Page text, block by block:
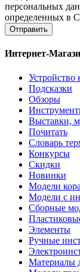
персональных
определенных в
Отправить
Интернет-
Устройство
Подсказки
Обзоры
Выставки,
Почитать
Словарь
Конкурсы
Скидки
Новинки
Модели
Модели с
Сборные
Элементы
Ручные
Материалы